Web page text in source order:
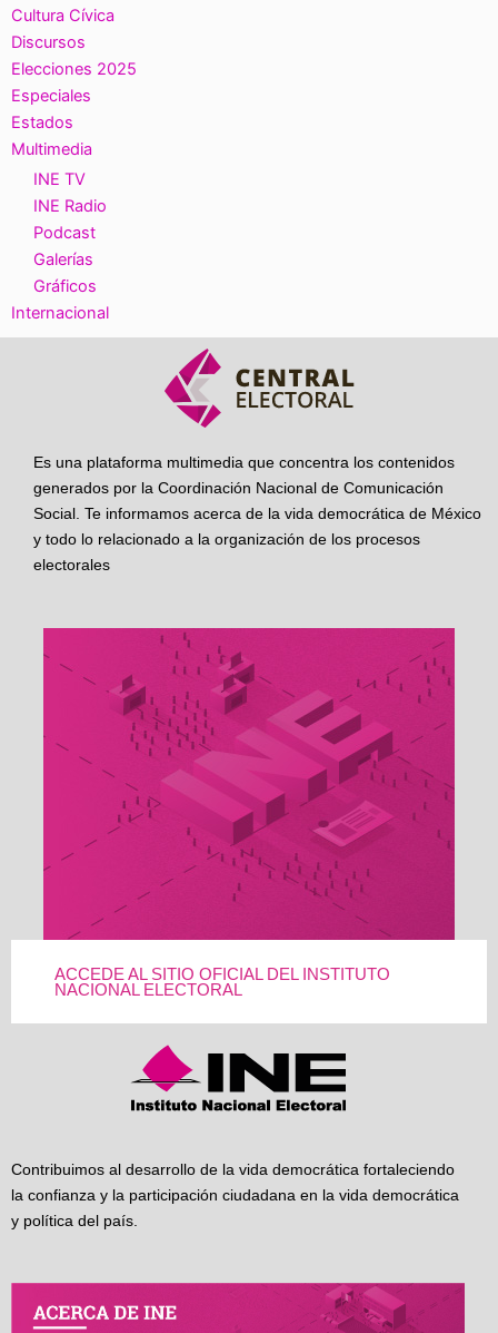
Cultura Cívica
Discursos
Elecciones 2025
Especiales
Estados
Multimedia
INE TV
INE Radio
Podcast
Galerías
Gráficos
Internacional
Es una plataforma multimedia que concentra los contenidos
generados por la Coordinación Nacional de Comunicación
Social. Te informamos acerca de la vida democrática de México
y todo lo relacionado a la organización de los procesos
electorales
ACCEDE AL SITIO OFICIAL DEL INSTITUTO
NACIONAL ELECTORAL
Contribuimos al desarrollo de la vida democrática fortaleciendo
la confianza y la participación ciudadana en la vida democrática
y política del país.